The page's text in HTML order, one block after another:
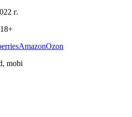
г.
18+
AmazonOzon
mobi